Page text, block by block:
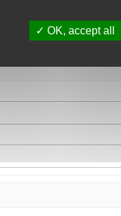
OK, accept all